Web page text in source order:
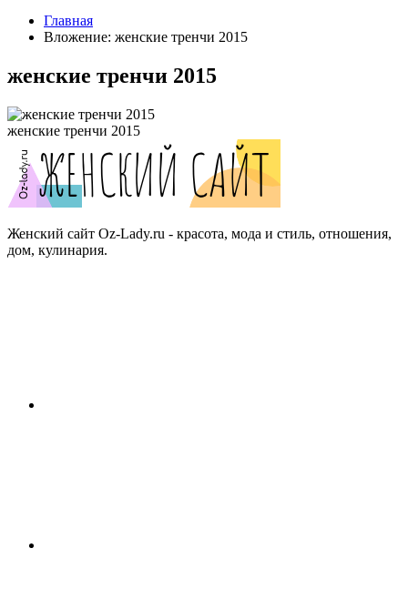
Главная
Вложение: женские тренчи 2015
женские тренчи 2015
женские тренчи 2015
Женский сайт Oz-Lady.ru - красота, мода и стиль, отношения,
дом, кулинария.